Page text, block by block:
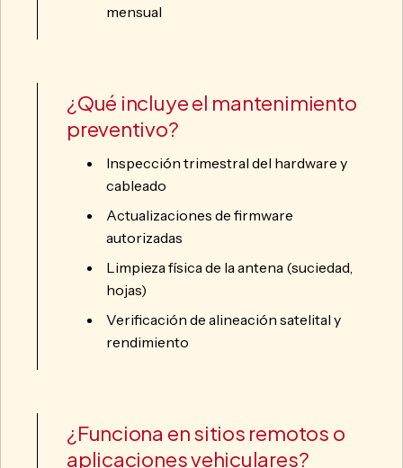
mensual
¿Qué incluye el mantenimiento
preventivo?
Inspección trimestral del hardware y
cableado
Actualizaciones de firmware
autorizadas
Limpieza física de la antena (suciedad,
hojas)
Verificación de alineación satelital y
rendimiento
¿Funciona en sitios remotos o
aplicaciones vehiculares?